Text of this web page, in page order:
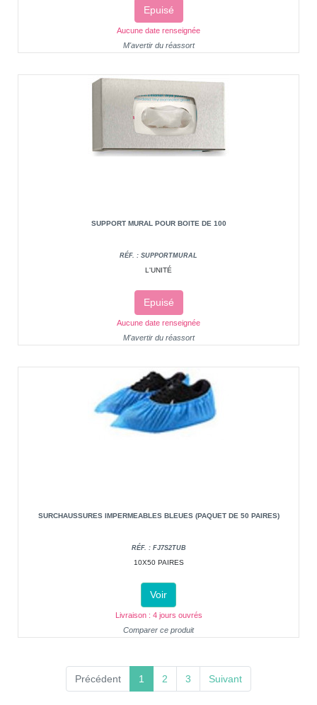
Epuisé
Aucune date renseignée
M'avertir du réassort
SUPPORT MURAL POUR BOITE DE 100
RÉF. : SUPPORTMURAL
L'UNITÉ
Epuisé
Aucune date renseignée
M'avertir du réassort
SURCHAUSSURES IMPERMEABLES BLEUES (PAQUET DE 50 PAIRES)
RÉF. : FJ7S2TUB
10X50 PAIRES
Voir
Livraison : 4 jours ouvrés
Comparer ce produit
Précédent 1 (current)
2 3 Suivant